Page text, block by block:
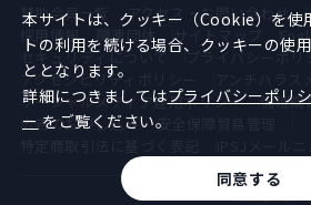
賛助会員一覧 アクセス・お問い合わせ
採用情報
関連団体 サイトマップ
セキュリティについて
プライバシーポリ
アクセシビリティポリシー
ソーシャルメディア運用ポリシー
倫理綱
広告のお申し込み
安全保障貿易管理
本サイトは、クッキー（Cookie）を使
トの利用を続ける場合、クッキーの使
ととなります。
詳細につきましてはプライバシーポリ
ー をご覧ください。
同意する